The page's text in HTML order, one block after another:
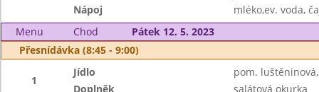
Nápoj
mléko,ev. voda,
Menu
Chod
Pátek 12. 5. 2023
Přesnídávka (8:45 - 9:00)
1
Jídlo
pom.
Doplněk
salátová okurka